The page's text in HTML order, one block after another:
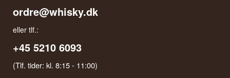
ordre@whisky.dk
eller tlf.:
+45 5210 6093
(Tlf. tider: kl. 8:15 - 11:00)